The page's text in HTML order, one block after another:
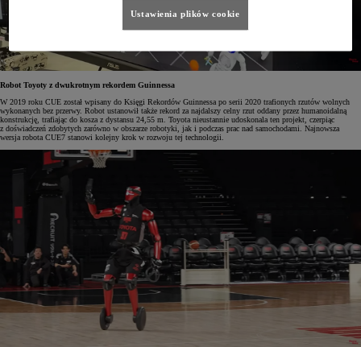
Robot Toyoty z dwukrotnym rekordem Guinnessa
W 2019 roku CUE został wpisany do Księgi Rekordów Guinnessa po serii 2020 trafionych rzutów wolnych
wykonanych bez przerwy. Robot ustanowił także rekord za najdalszy celny rzut oddany przez humanoidalną
konstrukcję, trafiając do kosza z dystansu 24,55 m. Toyota nieustannie udoskonala ten projekt, czerpiąc
z doświadczeń zdobytych zarówno w obszarze robotyki, jak i podczas prac nad samochodami. Najnowsza
wersja robota CUE7 stanowi kolejny krok w rozwoju tej technologii.
Ustawienia plików cookie